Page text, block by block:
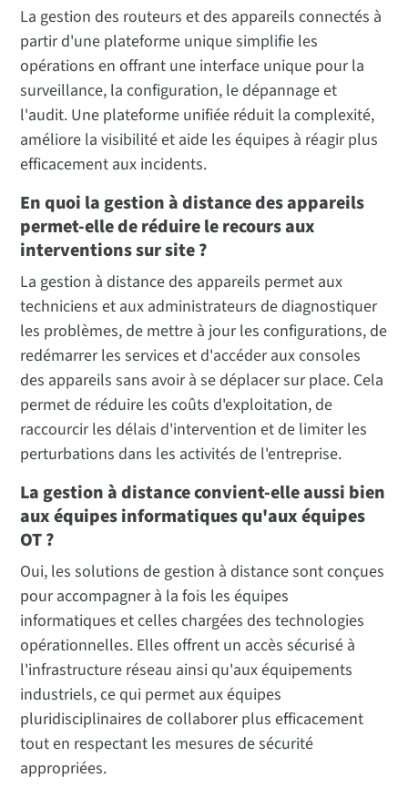
La gestion des routeurs et des appareils connectés à
partir d'une plateforme unique simplifie les
opérations en offrant une interface unique pour la
surveillance, la configuration, le dépannage et
l'audit. Une plateforme unifiée réduit la complexité,
améliore la visibilité et aide les équipes à réagir plus
efficacement aux incidents.
En quoi la gestion à distance des appareils
permet-elle de réduire le recours aux
interventions sur site ?
La gestion à distance des appareils permet aux
techniciens et aux administrateurs de diagnostiquer
les problèmes, de mettre à jour les configurations, de
redémarrer les services et d'accéder aux consoles
des appareils sans avoir à se déplacer sur place. Cela
permet de réduire les coûts d'exploitation, de
raccourcir les délais d'intervention et de limiter les
perturbations dans les activités de l'entreprise.
La gestion à distance convient-elle aussi bien
aux équipes informatiques qu'aux équipes
OT ?
Oui, les solutions de gestion à distance sont conçues
pour accompagner à la fois les équipes
informatiques et celles chargées des technologies
opérationnelles. Elles offrent un accès sécurisé à
l'infrastructure réseau ainsi qu'aux équipements
industriels, ce qui permet aux équipes
pluridisciplinaires de collaborer plus efficacement
tout en respectant les mesures de sécurité
appropriées.